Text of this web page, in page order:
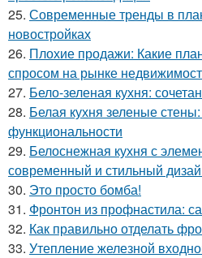
25. Современные тренды в
новостройках
26. Плохие продажи: Какие
спросом на рынке
27. Бело-зеленая кухня:
28. Белая кухня зеленые
функциональности
29. Белоснежная кухня с
современный и стильный
30. Это просто бомба!
31. Фронтон из профнастила:
32. Как правильно отделать
33. Утепление железной